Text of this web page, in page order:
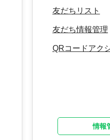
友だちリスト
友だち情報管理
QRコードアク
情報